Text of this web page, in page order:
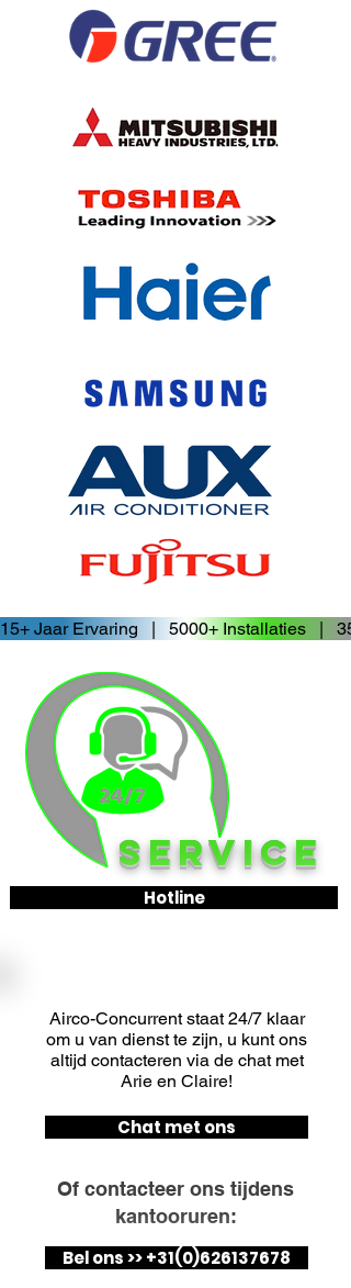
15+ Jaar Ervaring   |   5000+ Installaties   |
SERVICE
Hotline
Airco-Concurrent staat 24/7 klaar
om u van dienst te zijn, u kunt ons
altijd contacteren via de chat met
Arie en Claire!
Chat met ons
Of contacteer ons tijdens
kantooruren:
Bel ons >> +31(0)626137678